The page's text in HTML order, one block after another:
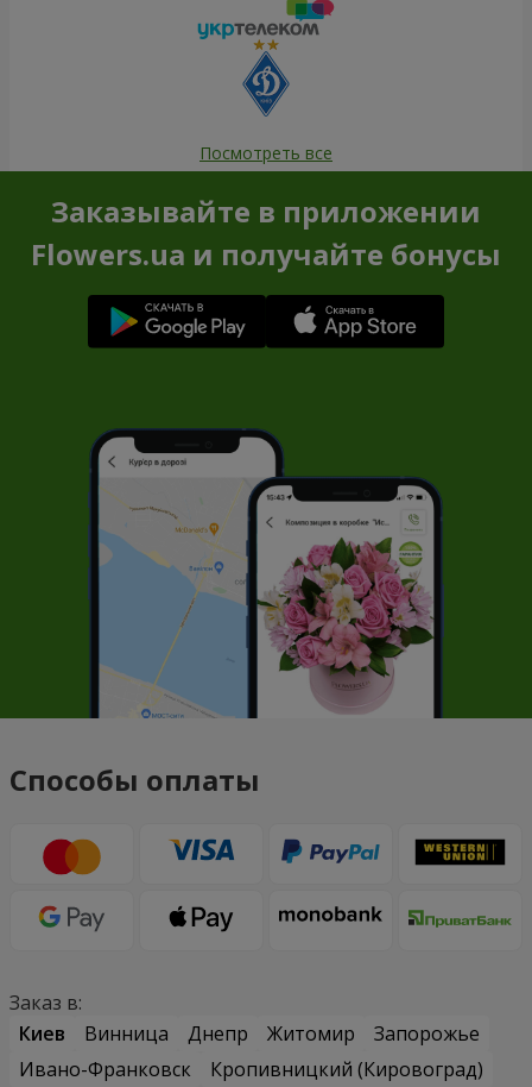
Посмотреть все
Заказывайте в приложении
Flowers.ua и получайте бонусы
Способы оплаты
Заказ в:
Киев
Винница Днепр Житомир
Запорожье
Ивано-Франковск
Кропивницкий (Кировоград)